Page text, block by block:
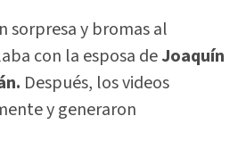
sorpresa y bromas al
con la esposa deJoaquín
Después, los videos
y generaron